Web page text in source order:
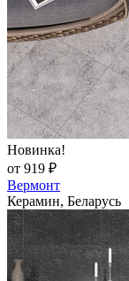
Новинка!
от 919 ₽
Вермонт
Керамин, Беларусь